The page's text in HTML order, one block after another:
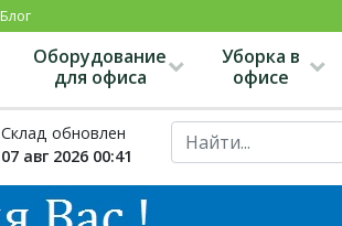
Блог
Оборудование
для офиса
Уборка в
офисе
Склад обновлен
07 авг 2026 00:41